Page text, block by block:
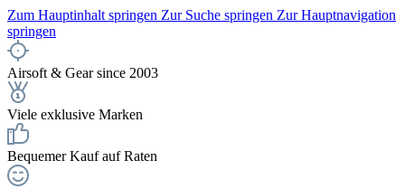
Zum Hauptinhalt springen Zur Suche springen Zur Hauptnavigation
springen
Airsoft & Gear since 2003
Viele exklusive Marken
Bequemer Kauf auf Raten